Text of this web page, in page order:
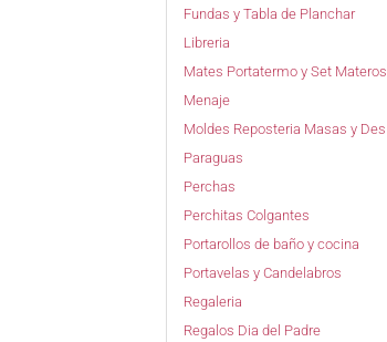
Fundas y Tabla de Planchar
Libreria
Mates Portatermo y Set Materos
Menaje
Moldes Reposteria Masas y Des
Paraguas
Perchas
Perchitas Colgantes
Portarollos de baño y cocina
Portavelas y Candelabros
Regaleria
Regalos Dia del Padre